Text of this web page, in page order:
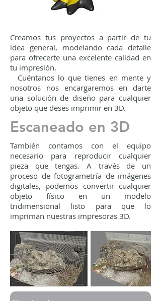
Creamos tus proyectos a partir de tu
idea general, modelando cada detalle
para ofrecerte una excelente calidad en
tu impresión.
Cuéntanos lo que tienes en mente y
nosotros nos encargaremos en darte
una solución de diseño para cualquier
objeto que deses imprimir en 3D.
Escaneado en 3D
También contamos con el equipo
necesario para reproducir cualquier
pieza que tengas. A través de un
proceso de fotogrametría de imágenes
digitales, podemos convertir cualquier
objeto físico en un modelo
tridimensional listo para que lo
impriman nuestras impresoras 3D.